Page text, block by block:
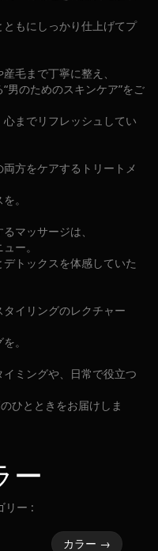
もにしっかり仕上げてプ
毛まで丁寧に整え、
男のためのスキンケア”をご
までリフレッシュしてい
方をケアするトリートメ
。
マッサージは、
ー。
トックスを体感していた
イリングのレクチャー
。
ミングや、日常で役立つ
ひとときをお届けしま
ー
リー :
カラー →